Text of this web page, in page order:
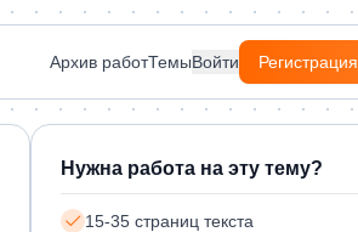
Архив работТемыВойти Регистрация
Нужна работа на эту тему?
15-35 страниц текста